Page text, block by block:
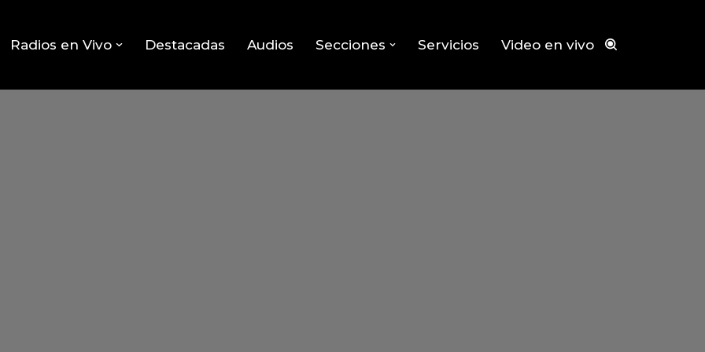
Radios en Vivo Destacadas Audios Secciones Servicios Video en vivo